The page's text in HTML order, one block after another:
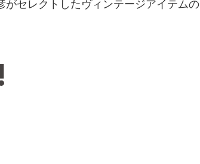
がセレクトしたヴィンテージアイテムの